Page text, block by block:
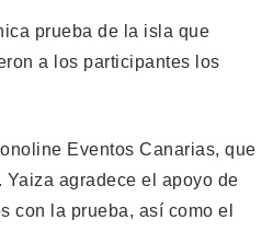
prueba de la isla que
a los participantes los
Eventos Canarias, que
agradece el apoyo de
con la prueba, así como el